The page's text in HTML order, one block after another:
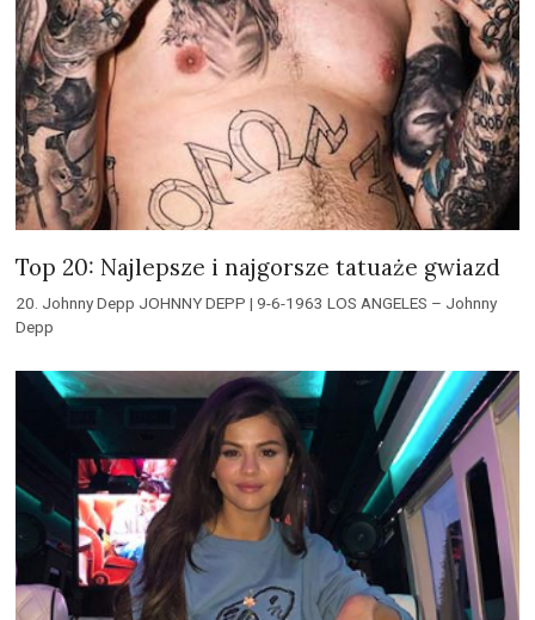
Top 20: Najlepsze i najgorsze tatuaże gwiazd
20. Johnny Depp JOHNNY DEPP | 9-6-1963 LOS ANGELES – Johnny
Depp